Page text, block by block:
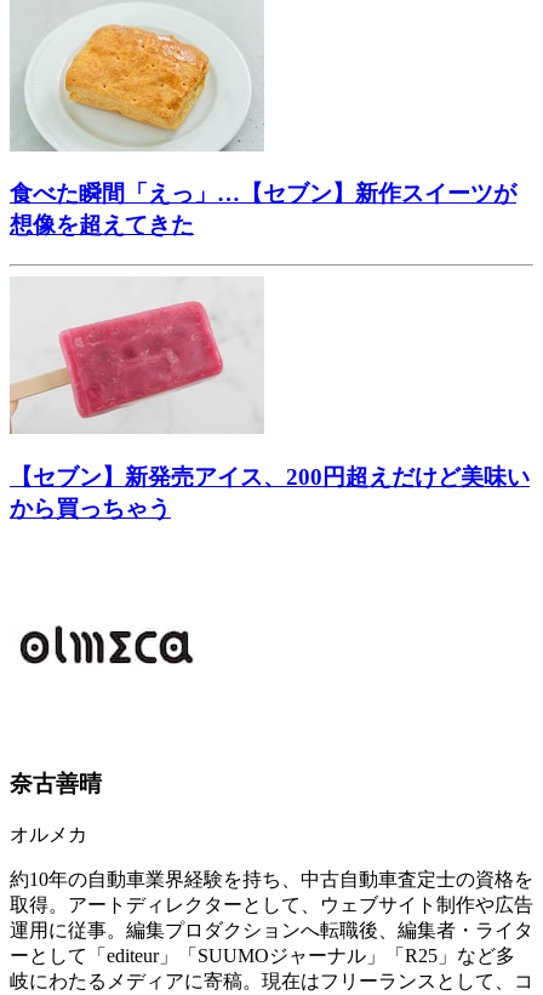
食べた瞬間「えっ」…【セブン】新作スイーツが
想像を超えてきた
【セブン】新発売アイス、200円超えだけど美味い
から買っちゃう
奈古善晴
オルメカ
約10年の自動車業界経験を持ち、中古自動車査定士の資格を
取得。アートディレクターとして、ウェブサイト制作や広告
運用に従事。編集プロダクションへ転職後、編集者・ライタ
ーとして「editeur」「SUUMOジャーナル」「R25」など多
岐にわたるメディアに寄稿。現在はフリーランスとして、コ